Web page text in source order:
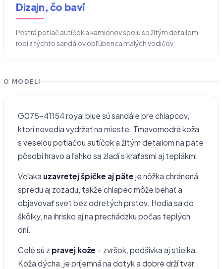
Dizajn, čo baví
Pestrá potlač autíčok a kamiónov spolu so žltým detailom
robí z týchto sandálov obľúbenca malých vodičov.
O MODELI
G075-41154 royal blue sú sandále pre chlapcov,
ktorí nevedia vydržať na mieste. Tmavomodrá koža
s veselou potlačou autíčok a žltým detailom na päte
pôsobí hravo a ľahko sa zladí s kraťasmi aj teplákmi.
Vďaka uzavretej špičke aj päte je nôžka chránená
spredu aj zozadu, takže chlapec môže behať a
objavovať svet bez odretých prstov. Hodia sa do
škôlky, na ihrisko aj na prechádzku počas teplých
dní.
Celé sú z pravej kože – zvršok, podšívka aj stielka.
Koža dýcha, je príjemná na dotyk a dobre drží tvar.